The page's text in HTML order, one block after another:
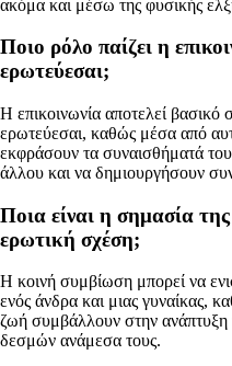
ακόμα και μέσω της φυσικής
Ποιο ρόλο παίζει η
ερωτεύεσαι;
Η επικοινωνία αποτελεί βασικό
ερωτεύεσαι, καθώς μέσα από
εκφράσουν τα συναισθήματά
άλλου και να δημιουργήσουν
Ποια είναι η σημασία
ερωτική σχέση;
Η κοινή συμβίωση μπορεί να
ενός άνδρα και μιας γυναίκας,
ζωή συμβάλλουν στην ανάπτυξη
δεσμών ανάμεσα τους.